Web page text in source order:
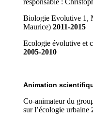
responsable :
Biologie Evolutive 1,
Maurice) 2011-2015
Ecologie évolutive et
2005-2010
Animation
Co-animateur du
sur l’écologie urbaine